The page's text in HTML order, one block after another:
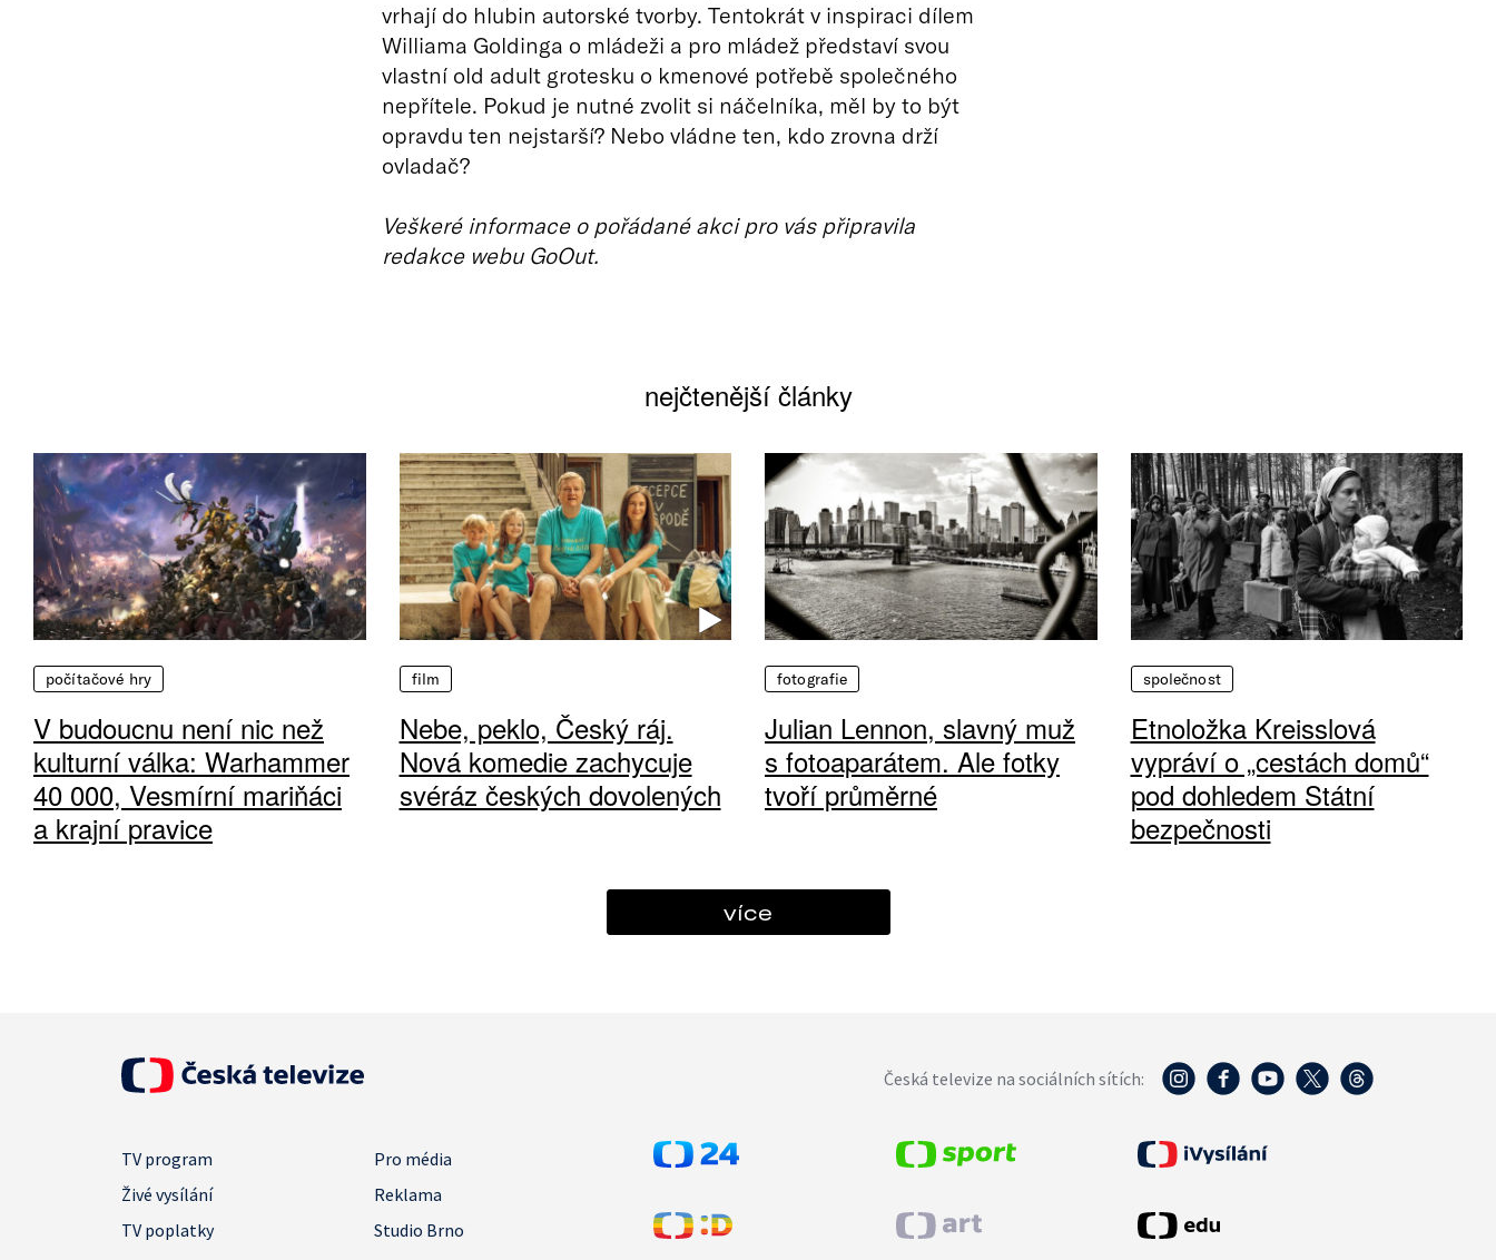
vrhají do hlubin autorské tvorby. Tentokrát v inspiraci dílem
Williama Goldinga o mládeži a pro mládež představí svou
vlastní old adult grotesku o kmenové potřebě společného
nepřítele. Pokud je nutné zvolit si náčelníka, měl by to být
opravdu ten nejstarší? Nebo vládne ten, kdo zrovna drží
ovladač?
Veškeré informace o pořádané akci pro vás připravila
redakce webu GoOut.
nejčtenější články
počítačové hry
V budoucnu není nic než
kulturní válka: Warhammer
40 000, Vesmírní mariňáci
a krajní pravice
film
Nebe, peklo, Český ráj.
Nová komedie zachycuje
svéráz českých dovolených
fotografie
Julian Lennon, slavný muž
s fotoaparátem. Ale fotky
tvoří průměrné
společnost
Etnoložka Kreisslová
vypráví o „cestách domů“
pod dohledem Státní
bezpečnosti
více
Česká televize na sociálních sítích:
TV program
Pro média
Živé vysílání
Reklama
TV poplatky
Studio Brno